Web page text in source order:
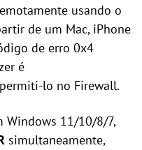
usando o
de um Mac, iPhone
de erro 0x4
é
lo no Firewall.
Windows 11/10/8/7,
simultaneamente,